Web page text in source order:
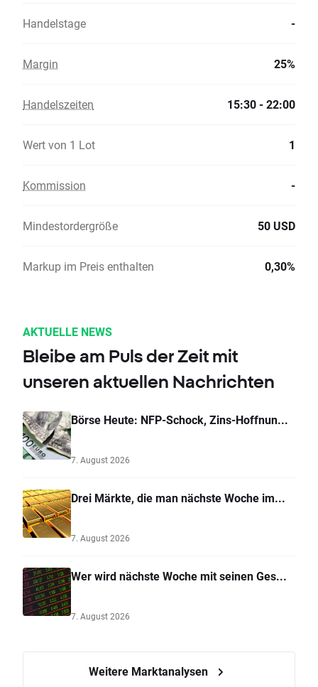
Handelstage -
Margin 25%
Handelszeiten 15:30 - 22:00
Wert von 1 Lot 1
Kommission -
Mindestordergröße 50 USD
Markup im Preis enthalten 0,30%
AKTUELLE NEWS
Bleibe am Puls der Zeit mit
unseren aktuellen Nachrichten
Börse Heute: NFP-Schock, Zins-Hoffnun...
7. August 2026
Drei Märkte, die man nächste Woche im...
7. August 2026
Wer wird nächste Woche mit seinen Ges...
7. August 2026
Weitere Marktanalysen